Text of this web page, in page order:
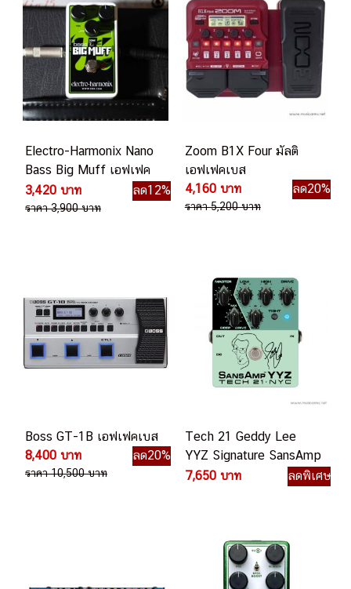
Electro-Harmonix Nano
Bass Big Muff เอฟเฟค
เบส
3,420 บาท ลด12%
ราคา 3,900 บาท
Zoom B1X Four มัลติ
เอฟเฟคเบส
4,160 บาท
ลด20%
ราคา 5,200 บาท
Boss GT-1B เอฟเฟคเบส
8,400 บาท
ลด20%
ราคา 10,500 บาท
Tech 21 Geddy Lee
YYZ Signature SansAmp
เอฟเฟคเบส
7,650 บาท ลดพิเศษ